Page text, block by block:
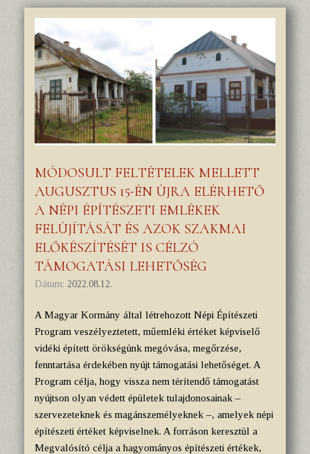
MÓDOSULT FELTÉTELEK MELLETT
AUGUSZTUS 15-ÉN ÚJRA ELÉRHETŐ
A NÉPI ÉPÍTÉSZETI EMLÉKEK
FELÚJÍTÁSÁT ÉS AZOK SZAKMAI
ELŐKÉSZÍTÉSÉT IS CÉLZÓ
TÁMOGATÁSI LEHETŐSÉG
Dátum: 2022.08.12.
A Magyar Kormány által létrehozott Népi Építészeti
Program veszélyeztetett, műemléki értéket képviselő
vidéki épített örökségünk megóvása, megőrzése,
fenntartása érdekében nyújt támogatási lehetőséget. A
Program célja, hogy vissza nem térítendő támogatást
nyújtson olyan védett épületek tulajdonosainak –
szervezeteknek és magánszemélyeknek –, amelyek népi
építészeti értéket képviselnek. A forráson keresztül a
Megvalósító célja a hagyományos építészeti értékek,